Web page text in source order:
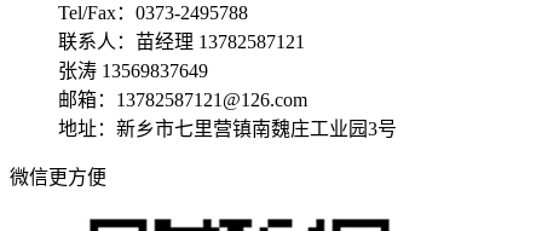
Tel/Fax：0373-2495788
联系人：苗经理 13782587121
张涛 13569837649
邮箱：13782587121@126.com
地址：新乡市七里营镇南魏庄工业园3号
微信更方便